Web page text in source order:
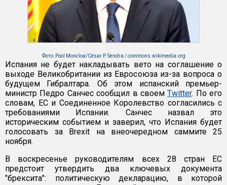
Фото: Pool Moncloa/César P. Sendra / commons.wikimedia.org
Испания не будет накладывать вето на соглашение о
выходе Великобритании из Евросоюза из-за вопроса о
будущем Гибралтара. Об этом испанский премьер-
министр Педро Санчес сообщил в своемTwitter. По его
словам, ЕС и Соединенное Королевство согласились с
требованиями Испании. Санчес назвал это
историческим событием и заверил, что Испания будет
голосовать за Brexit на внеочередном саммите 25
ноября.
В воскресенье руководителям всех 28 стран ЕС
предстоит утвердить два ключевых документа
"брексита": политическую декларацию, в которой